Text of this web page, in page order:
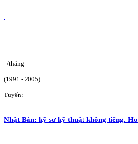
/tháng
(1991 - 2005)
Tuyển:
Nhật Bản: kỹ sư kỹ thuật không tiếng.